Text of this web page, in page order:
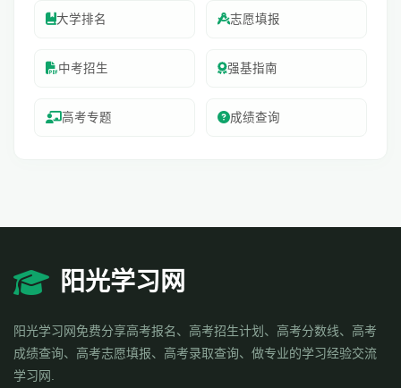
大学排名 志愿填报
中考招生 强基指南
高考专题 成绩查询
阳光学习网
阳光学习网免费分享高考报名、高考招生计划、高考分数线、高考
成绩查询、高考志愿填报、高考录取查询、做专业的学习经验交流
学习网.